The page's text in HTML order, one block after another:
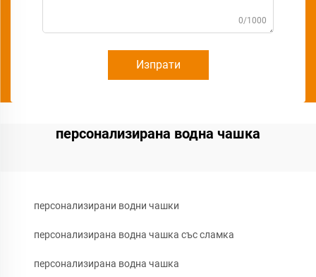
0/1000
Изпрати
персонализирана водна чашка
персонализирани водни чашки
персонализирана водна чашка със сламка
персонализирана водна чашка